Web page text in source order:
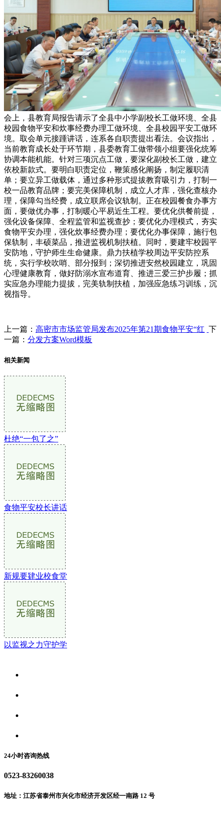
会上，县教育局报告请示了全县中小学副校长工做环境、全县
校园食物平安和炊事经费办理工做环境、全县校园平安工做环
境。取会单元接踵讲话，连系各自职责提出看法。会议指出，
当前教育成长处于环节期，县委教育工做带领小组要强化统筹
协调本能机能。针对三项沉点工做，要深化副校长工做，建立
依校新款式。要明白职责定位，鞭策感化阐扬，制定履职清
单；要立异工做载体，通过多种形式提拔教育吸引力，打制一
校一品教育品牌；要完美保障机制，成立人才库，强化查核办
理，保障勾当经费，成立联席会议轨制。正在校园餐食办事方
面，要做优办事，打制暖心平易近生工程。要优化供餐前提，
强化设备保障、全程监管和监视查抄；要优化办理模式，夯实
食物平安办理，强化炊事经费办理；要优化办事保障，施行包
保轨制，丰硕菜品，推进监视机制扶植。同时，要建牢校园平
安防地，守护师生生命健康。鼎力扶植学校周边平安防控系
统，实行学校吹哨、部分报到；深切推进安然校园建立，巩固
心理健康教育，做好防溺水宣布道育、推进三爱三护步履；抓
实应急办理能力提拔，完美轨制扶植，加强应急练习训练，沉
视指导。
上一篇： 高密市市场监管局发布2025年第21期食物平安“红 下
一篇： 分发方案Word模板
相关新闻
杜绝“一包了之”
食物平安校长讲话
新规要肄业校食堂
以监视之力守护学
24小时咨询热线
0523-83260038
地址：江苏省泰州市兴化市经济开发区经一南路 12 号